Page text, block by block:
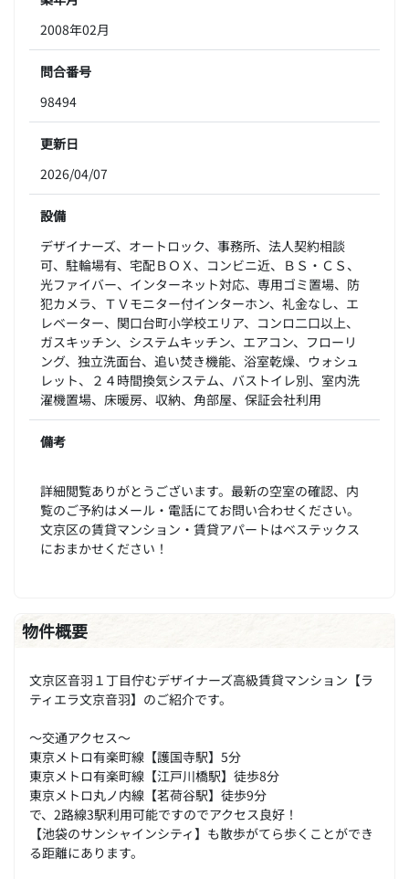
2008年02月
問合番号
98494
更新日
2026/04/07
設備
デザイナーズ、オートロック、事務所、法人契約相談
可、駐輪場有、宅配ＢＯＸ、コンビニ近、ＢＳ・ＣＳ、
光ファイバー、インターネット対応、専用ゴミ置場、防
犯カメラ、ＴＶモニター付インターホン、礼金なし、エ
レベーター、関口台町小学校エリア、コンロ二口以上、
ガスキッチン、システムキッチン、エアコン、フローリ
ング、独立洗面台、追い焚き機能、浴室乾燥、ウォシュ
レット、２４時間換気システム、バストイレ別、室内洗
濯機置場、床暖房、収納、角部屋、保証会社利用
備考
詳細閲覧ありがとうございます。最新の空室の確認、内
覧のご予約はメール・電話にてお問い合わせください。
文京区の賃貸マンション・賃貸アパートはベステックス
におまかせください！
物件概要
文京区音羽１丁目佇むデザイナーズ高級賃貸マンション【ラ
ティエラ文京音羽】のご紹介です。
～交通アクセス～
東京メトロ有楽町線【護国寺駅】5分
東京メトロ有楽町線【江戸川橋駅】徒歩8分
東京メトロ丸ノ内線【茗荷谷駅】徒歩9分
で、2路線3駅利用可能ですのでアクセス良好！
【池袋のサンシャインシティ】も散歩がてら歩くことができ
る距離にあります。